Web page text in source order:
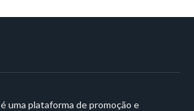
uma plataforma de promoção e